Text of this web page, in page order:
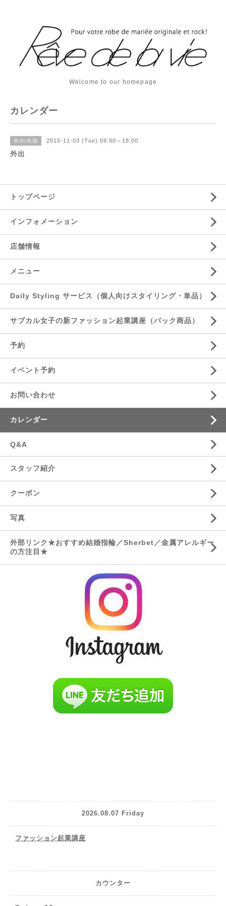
Welcome to our homepage
カレンダー
外出/出張 2015-11-03 (Tue) 09:00～18:00
外出
トップページ
インフォメーション
店舗情報
メニュー
Daily Styling サービス（個人向けスタイリング・単品）
サブカル女子の新ファッション起業講座（パック商品）
予約
イベント予約
お問い合わせ
カレンダー
Q&A
スタッフ紹介
クーポン
写真
外部リンク★おすすめ結婚指輪／Sherbet／金属アレルギー
の方注目★
2026.08.07 Friday
ファッション起業講座
カウンター